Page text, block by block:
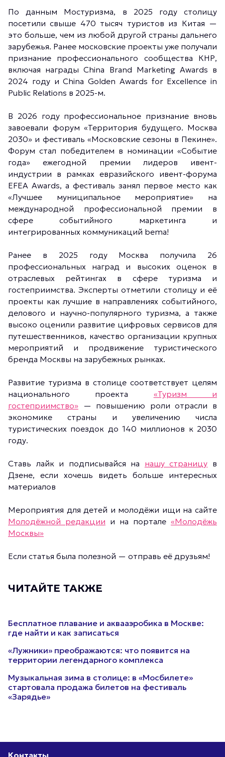
По данным Мостуризма, в 2025 году столицу
посетили свыше 470 тысяч туристов из Китая —
это больше, чем из любой другой страны дальнего
зарубежья. Ранее московские проекты уже получали
признание профессионального сообщества КНР,
включая награды China Brand Marketing Awards в
2024 году и China Golden Awards for Excellence in
Public Relations в 2025-м.
В 2026 году профессиональное признание вновь
завоевали форум «Территория будущего. Москва
2030» и фестиваль «Московские сезоны в Пекине».
Форум стал победителем в номинации «Событие
года» ежегодной премии лидеров ивент-
индустрии в рамках евразийского ивент-форума
EFEA Awards, а фестиваль занял первое место как
«Лучшее муниципальное мероприятие» на
международной профессиональной премии в
сфере событийного маркетинга и
интегрированных коммуникаций bema!
Ранее в 2025 году Москва получила 26
профессиональных наград и высоких оценок в
отраслевых рейтингах в сфере туризма и
гостеприимства. Эксперты отметили столицу и её
проекты как лучшие в направлениях событийного,
делового и научно-популярного туризма, а также
высоко оценили развитие цифровых сервисов для
путешественников, качество организации крупных
мероприятий и продвижение туристического
бренда Москвы на зарубежных рынках.
Развитие туризма в столице соответствует целям
национального проекта «Туризм и
гостеприимство» — повышению роли отрасли в
экономике страны и увеличению числа
туристических поездок до 140 миллионов к 2030
году.
Ставь лайк и подписывайся на нашу страницу в
Дзене, если хочешь видеть больше интересных
материалов
Мероприятия для детей и молодёжи ищи на сайте
Молодёжной редакции и на портале «Молодёжь
Москвы»
Если статья была полезной — отправь её друзьям!
ЧИТАЙТЕ ТАКЖЕ
Бесплатное плавание и аквааэробика в Москве:
где найти и как записаться
«Лужники» преображаются: что появится на
территории легендарного комплекса
Музыкальная зима в столице: в «Мосбилете»
стартовала продажа билетов на фестиваль
«Зарядье»
Контакты